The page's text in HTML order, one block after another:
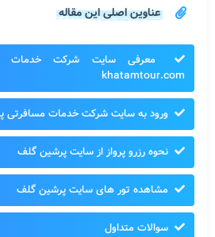
عناوین اصلی این مقاله
معرفی سایت شرکت خدمات
khatamtour.com
ورود به سایت شرکت خدمات مسافرتی
نحوه رزرو پرواز از سایت پرشین گلف
مشاهده تور های سایت پرشین گلف
سوالات متداول